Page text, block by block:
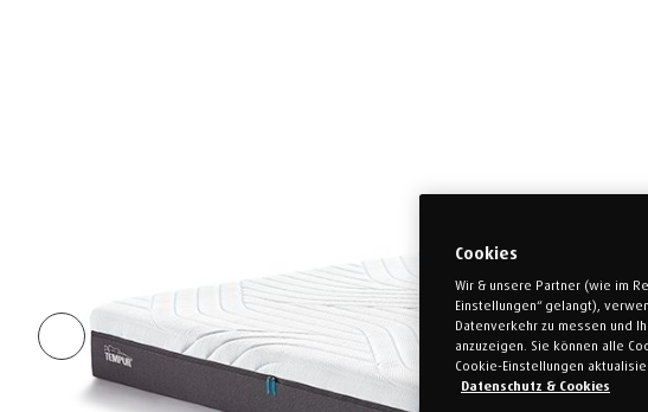
Cookies
Wir & unsere Partner (wie im
Einstellungen“ gelangt),
Datenverkehr zu messen und
anzuzeigen. Sie können alle
Cookie-Einstellungen
Datenschutz & Cookies